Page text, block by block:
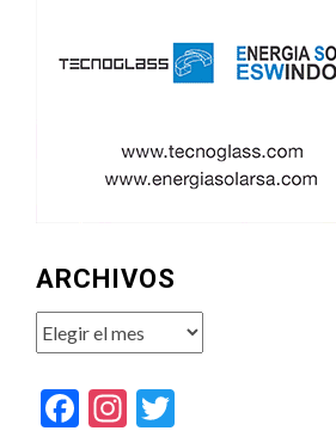
ARCHIVOS
Archivos
Facebook
Instagram